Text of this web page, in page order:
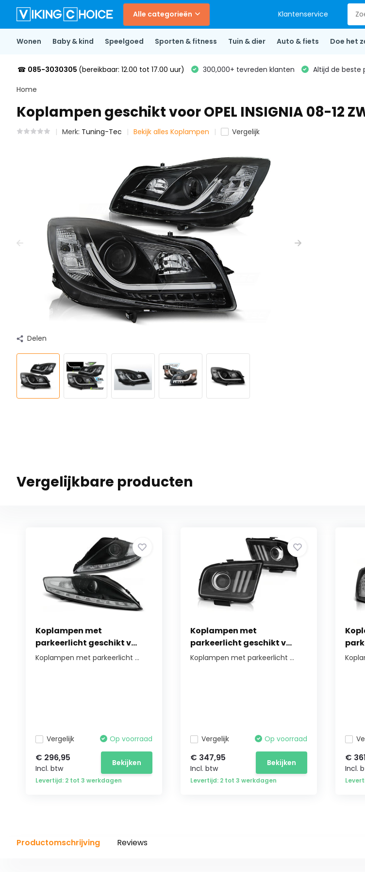
Alle categorieën Klantenservice
Wonen Baby & kind Speelgoed Sporten & fitness Tuin & dier Auto & fiets Doe het
☎ 085-3030305 (bereikbaar: 12.00 tot 17.00 uur) 300,000+ tevreden klanten Altijd de beste
Home
Koplampen geschikt voor OPEL INSIGNIA 08-12
Merk: Tuning-Tec Bekijk alles Koplampen Vergelijk
Delen
Vergelijkbare producten
Koplampen met
parkeerlicht geschikt v...
Koplampen met parkeerlicht ...
Vergelijk Op voorraad
€ 296,95
Incl. btw
Bekijken
Levertijd: 2 tot 3 werkdagen
Koplampen met
parkeerlicht geschikt v...
Koplampen met parkeerlicht ...
Vergelijk Op voorraad
€ 347,95
Incl. btw
Bekijken
Levertijd: 2 tot 3 werkdagen
€
Incl.
Productomschrijving Reviews